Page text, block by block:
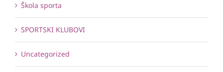
Škola sporta
SPORTSKI KLUBOVI
Uncategorized